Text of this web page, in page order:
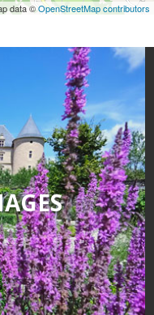
data ©OpenStreetMap contributors